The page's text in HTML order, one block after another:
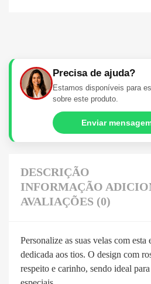
Precisa de ajuda?
Estamos disponíveis para
sobre este produto.
Enviar
DESCRIÇÃO
INFORMAÇÃO
AVALIAÇÕES (0)
Personalize as suas velas com esta
dedicada aos tios. O design com
respeito e carinho, sendo ideal